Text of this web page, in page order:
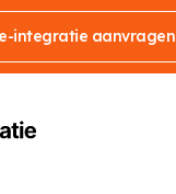
integratie aanvragen